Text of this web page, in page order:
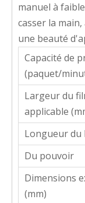
manuel à
casser la
une beauté
Capacité de
(paquet/
Largeur du
applicable
Longueur du
Du pouvoir
Dimensions
(mm)